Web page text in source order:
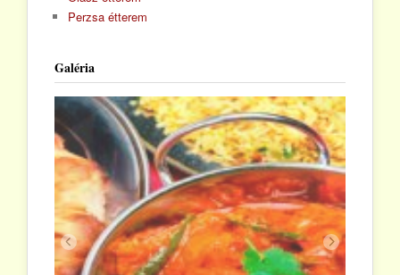
Perzsa étterem
Galéria